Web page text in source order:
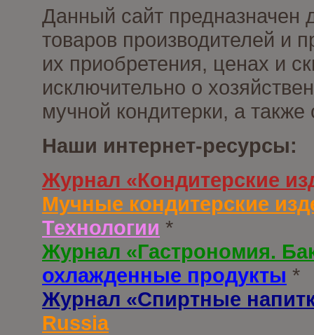
Данный сайт предназначен
товаров производителей и
их приобретения, ценах и
исключительно о
мучной кондитерки, а
Наши интернет-ресурсы:
Журнал «Кондитерские
Мучные кондитерские
Технологии *
Журнал «Гастрономия.
охлажденные продукты *
Журнал «Спиртные
Russia